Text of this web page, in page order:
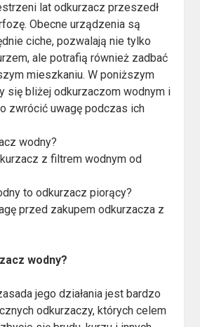
lat odkurzacz przeszedł
Obecne urządzenia są
ciche, pozwalają nie tylko
ale potrafią również zadbać
mieszkaniu. W poniższym
się bliżej odkurzaczom wodnym i
zwrócić uwagę podczas ich
wodny?
z filtrem wodnym od
to odkurzacz piorący?
przed zakupem odkurzacza z
wodny?
jego działania jest bardzo
odkurzaczy, których celem